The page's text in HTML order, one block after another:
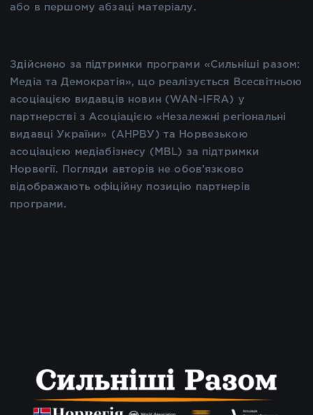
або в першому абзаці матеріалу.
Здійснено за підтримки програми «Сильніші разом:
Медіа та Демократія», що реалізується Всесвітньою
асоціацією видавців новин (WAN-IFRA) у
партнерстві з Асоціацією «Незалежні регіональні
видавці України» (АНРВУ) та Норвезькою
асоціацією медіабізнесу (MBL) за підтримки
Норвегії. Погляди авторів не обов’язково
відображають офіційну позицію партнерів
програми.